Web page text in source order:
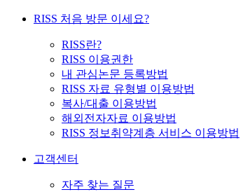
RISS 처음 방문 이세요?
RISS란?
RISS 이용권한
내 관심논문 등록방법
RISS 자료 유형별 이용방법
복사/대출 이용방법
해외전자자료 이용방법
RISS 정보취약계층 서비스 이용방법
고객센터
자주 찾는 질문